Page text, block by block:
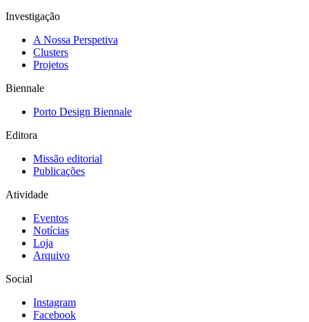
Investigação
A Nossa Perspetiva
Clusters
Projetos
Biennale
Porto Design Biennale
Editora
Missão editorial
Publicações
Atividade
Eventos
Notícias
Loja
Arquivo
Social
Instagram
Facebook